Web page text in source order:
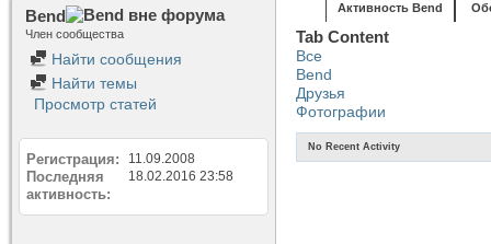
Bend
Член сообщества
Найти сообщения
Найти темы
Просмотр статей
Регистрация 11.09.2008
Последняя
активность
18.02.2016 23:58
Активность Bend
Tab Content
Все
Bend
Друзья
Фотографии
No Recent Activity